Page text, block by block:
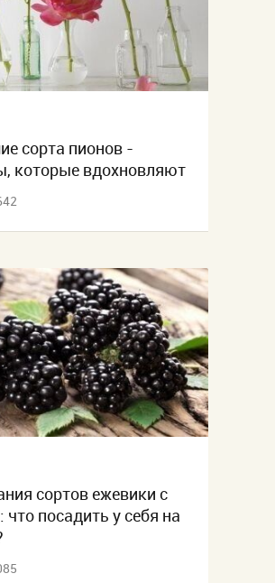
сорта пионов -
которые вдохновляют
сортов ежевики с
посадить у себя на